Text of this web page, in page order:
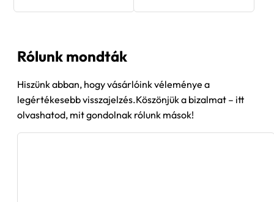
Rólunk mondták
Hiszünk abban, hogy vásárlóink véleménye a
legértékesebb visszajelzés.Köszönjük a bizalmat – itt
olvashatod, mit gondolnak rólunk mások!